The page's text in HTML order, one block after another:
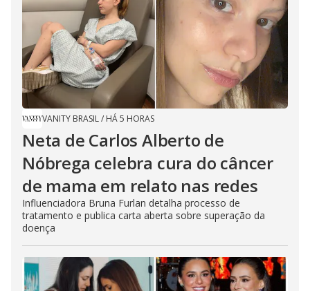
VANITY BRASIL/ HÁ 5 HORAS
Neta de Carlos Alberto de
Nóbrega celebra cura do câncer
de mama em relato nas redes
Influenciadora Bruna Furlan detalha processo de
tratamento e publica carta aberta sobre superação da
doença